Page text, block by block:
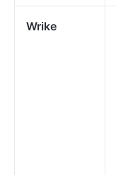
Wrike